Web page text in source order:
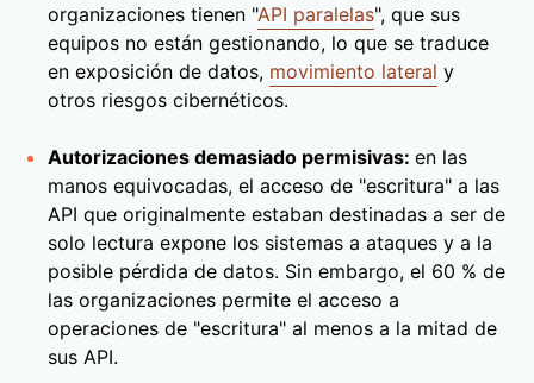
organizaciones tienen "API paralelas", que sus
equipos no están gestionando, lo que se traduce
en exposición de datos, movimiento lateral y
otros riesgos cibernéticos.
Autorizaciones demasiado permisivas: en las
manos equivocadas, el acceso de "escritura" a las
API que originalmente estaban destinadas a ser de
solo lectura expone los sistemas a ataques y a la
posible pérdida de datos. Sin embargo, el 60 % de
las organizaciones permite el acceso a
operaciones de "escritura" al menos a la mitad de
sus API.